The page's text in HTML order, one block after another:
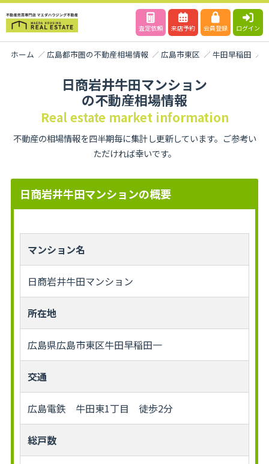
査定依頼 来店予約 会員登録 ログイン
ホーム 広島都市圏の不動産相場情報 広島市東区 牛田早稲田
日商岩井牛田マンション
の不動産相場情報
Real estate market information
不動産の相場情報を四半期毎に集計し更新しています。ご参考い
ただければ幸いです。
日商岩井牛田マンションの概要
マンション名
日商岩井牛田マンション
所在地
広島県広島市東区牛田早稲田一
交通
広島電鉄 牛田東1丁目 徒歩2分
総戸数